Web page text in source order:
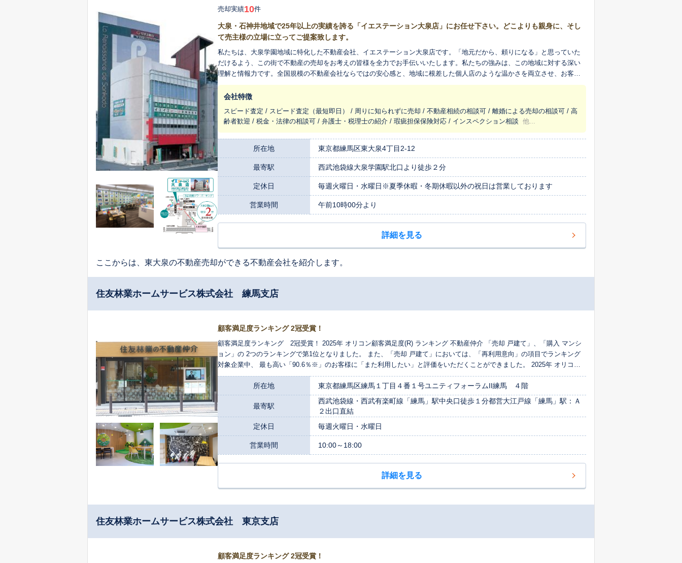
売却実績10件
大泉・石神井地域で25年以上の実績を誇る「イエステーション大泉店」にお任せ下さい。どこよりも親身に、そし
て売主様の立場に立ってご提案致します。
私たちは、大泉学園地域に特化した不動産会社、イエステーション大泉店です。「地元だから、頼りになる」と思っていた
だけるよう、この街で不動産の売却をお考えの皆様を全力でお手伝いいたします。私たちの強みは、この地域に対する深い
理解と情報力です。全国規模の不動産会社ならではの安心感と、地域に根差した個人店のような温かさを両立させ、お客様
一人ひとりに合わせたご提案をいたします。 大泉学園地域の不動産市場の動向や相場を把握しているため、お客様の大切な
資産の価値を的確に見極め、ご納得いただける査定を行うことが可能です。特にマンションの売却については多くの取引経
現金化したい」といったご希望はもちろん、「近所に知られずに売却したい」といった個人的なご事情にも配慮したご提案
をいたします。 私たちが最も大切にしているのは、お客様との対話です。不動産の売却は、多くの方にとって人生の大きな
節目となる出来事です。だからこそ、私たちは手続きを代行するだけでなく、お客様にとって一番の相談相手でありたいと
考えています。お客様の不安や疑問にじっくりと耳を傾け、一つひとつ丁寧にご説明し、心からご納得いただけるゴールを
一緒に目指します。お客様からは「親身に相談に乗ってくれた」「地域に詳しいから安心して任せられた」といったお声を
いただいております。 売却の理由は、住み替え、相続、資産整理など様々です。お客様一人ひとりのご事情に寄り添い、地
さい。秘密は厳守いたしますので、どうぞお気軽にご相談ください。
会社特徴
スピード査定 / スピード査定（最短即日） / 周りに知られずに売却 / 不動産相続の相談可 / 離婚による売却の相談可 / 高
齢者歓迎 / 税金・法律の相談可 / 弁護士・税理士の紹介 / 瑕疵担保保険対応 / インスペクション相談 他...
所在地 東京都練馬区東大泉4丁目2-12
最寄駅 西武池袋線大泉学園駅北口より徒歩２分
定休日 毎週火曜日・水曜日※夏季休暇・冬期休暇以外の祝日は営業しております
営業時間 午前10時00分より
詳細を見る
ここからは、東大泉の不動産売却ができる不動産会社を紹介します。
住友林業ホームサービス株式会社 練馬支店
顧客満足度ランキング 2冠受賞！
顧客満足度ランキング 2冠受賞！ 2025年 オリコン顧客満足度(R) ランキング 不動産仲介 「売却 戸建て」、「購入 マンシ
ョン」の 2つのランキングで第1位となりました。 また、「売却 戸建て」においては、「再利用意向」の項目でランキング
対象企業中、 最も高い「90.6％※」のお客様に「また利用したい」と評価をいただくことができました。 2025年 オリコン
顧客満足度(R)ランキング 不動産仲介 売却 戸建て 再利用意向90.6％※ ※当調査における「どの程度その企業のサービスを再
利用したいか」について 回答者からの評価を4 段階にまとめ、その結果から算出した割合です。
所在地 東京都練馬区練馬１丁目４番１号ユニティフォーラムII練馬 ４階
最寄駅
西武池袋線・西武有楽町線「練馬」駅中央口徒歩１分都営大江戸線「練馬」駅：Ａ
２出口直結
定休日
毎週火曜日・水曜日
営業時間 10:00～18:00
詳細を見る
住友林業ホームサービス株式会社 東京支店
顧客満足度ランキング 2冠受賞！